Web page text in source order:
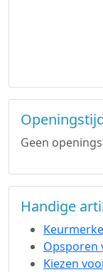
Geen
Handige
Opsporen
Kiezen